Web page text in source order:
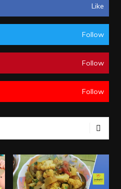
Like
Follow
Follow
Follow